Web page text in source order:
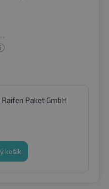
Paket GmbH
košík